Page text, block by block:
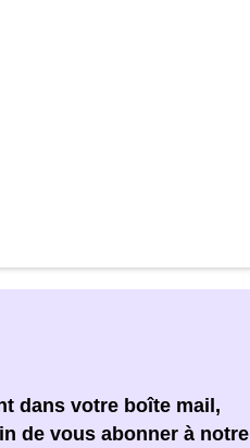
dans votre boîte mail,
de vous abonner à notre